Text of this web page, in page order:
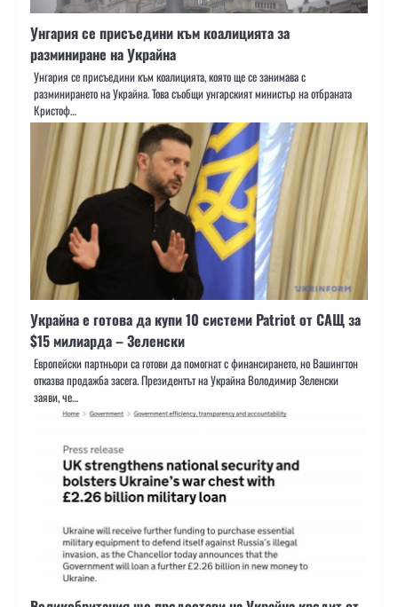
Унгария се присъедини към коалицията за
разминиране на Украйна
Унгария се присъедини към коалицията, която ще се занимава с
разминирането на Украйна. Това съобщи унгарският министър на отбраната
Кристоф…
Украйна е готова да купи 10 системи Patriot от САЩ за
$15 милиарда – Зеленски
Европейски партньори са готови да помогнат с финансирането, но Вашингтон
отказва продажба засега. Президентът на Украйна Володимир Зеленски
заяви, че…